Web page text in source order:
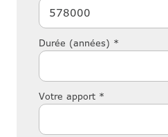
Durée (années) *
Votre apport *